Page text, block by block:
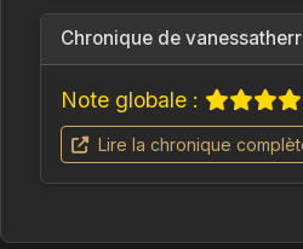
Et surtout, sauront-ils lui
Chronique de
Note globale :
Lire la chronique